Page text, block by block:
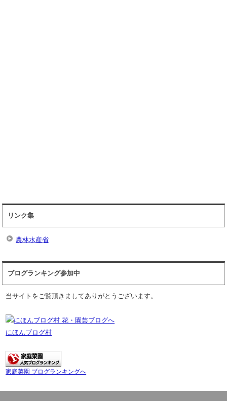
リンク集
農林水産省
ブログランキング参加中
当サイトをご覧頂きましてありがとうございます。
にほんブログ村
家庭菜園 ブログランキングへ